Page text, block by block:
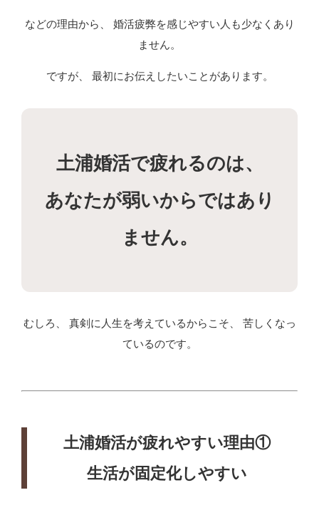
などの理由から、 婚活疲弊を感じやすい人も少なくあり
ません。
ですが、 最初にお伝えしたいことがあります。
土浦婚活で疲れるのは、
あなたが弱いからではあり
ません。
むしろ、 真剣に人生を考えているからこそ、 苦しくなっ
ているのです。
土浦婚活が疲れやすい理由①
生活が固定化しやすい